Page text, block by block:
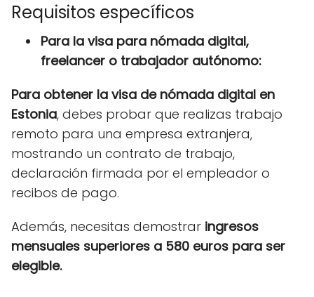
Requisitos específicos
Para la visa para nómada digital,
freelancer o trabajador autónomo:
Para obtener la visa de nómada digital en
Estonia, debes probar que realizas trabajo
remoto para una empresa extranjera,
mostrando un contrato de trabajo,
declaración firmada por el empleador o
recibos de pago.
Además, necesitas demostrar ingresos
mensuales superiores a 580 euros para ser
elegible.